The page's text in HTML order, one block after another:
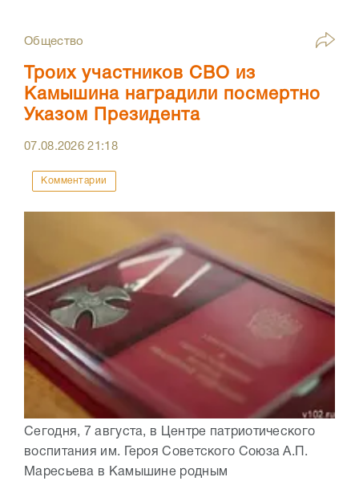
Общество
Троих участников СВО из
Камышина наградили посмертно
Указом Президента
07.08.202621:18
Комментарии
Сегодня, 7 августа, в Центре патриотического
воспитания им. Героя Советского Союза А.П.
Маресьева в Камышине родным